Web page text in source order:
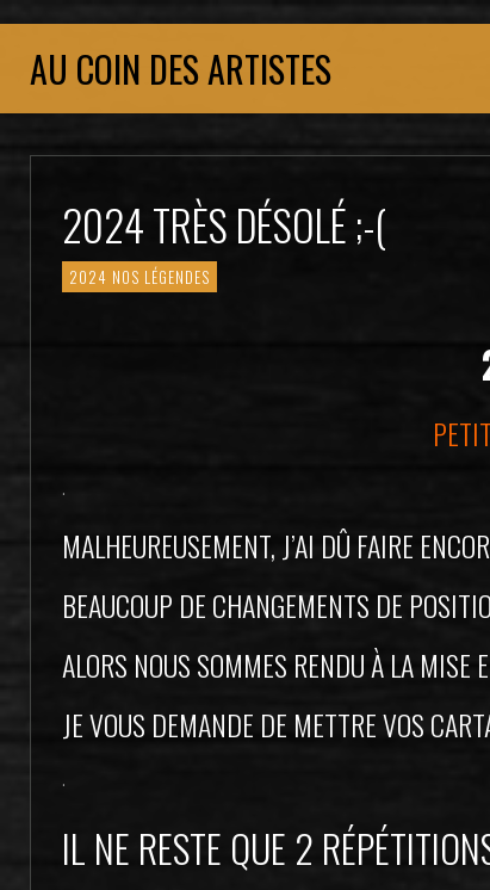
AU COIN DES ARTISTES
2024 TRÈS DÉSOLÉ ;-(
2024 NOS LÉGENDES
.
MALHEUREUSEMENT, J’AI DÛ FAIRE
BEAUCOUP DE CHANGEMENTS DE
ALORS NOUS SOMMES RENDU À LA
JE VOUS DEMANDE DE METTRE VOS
.
IL NE RESTE QUE 2